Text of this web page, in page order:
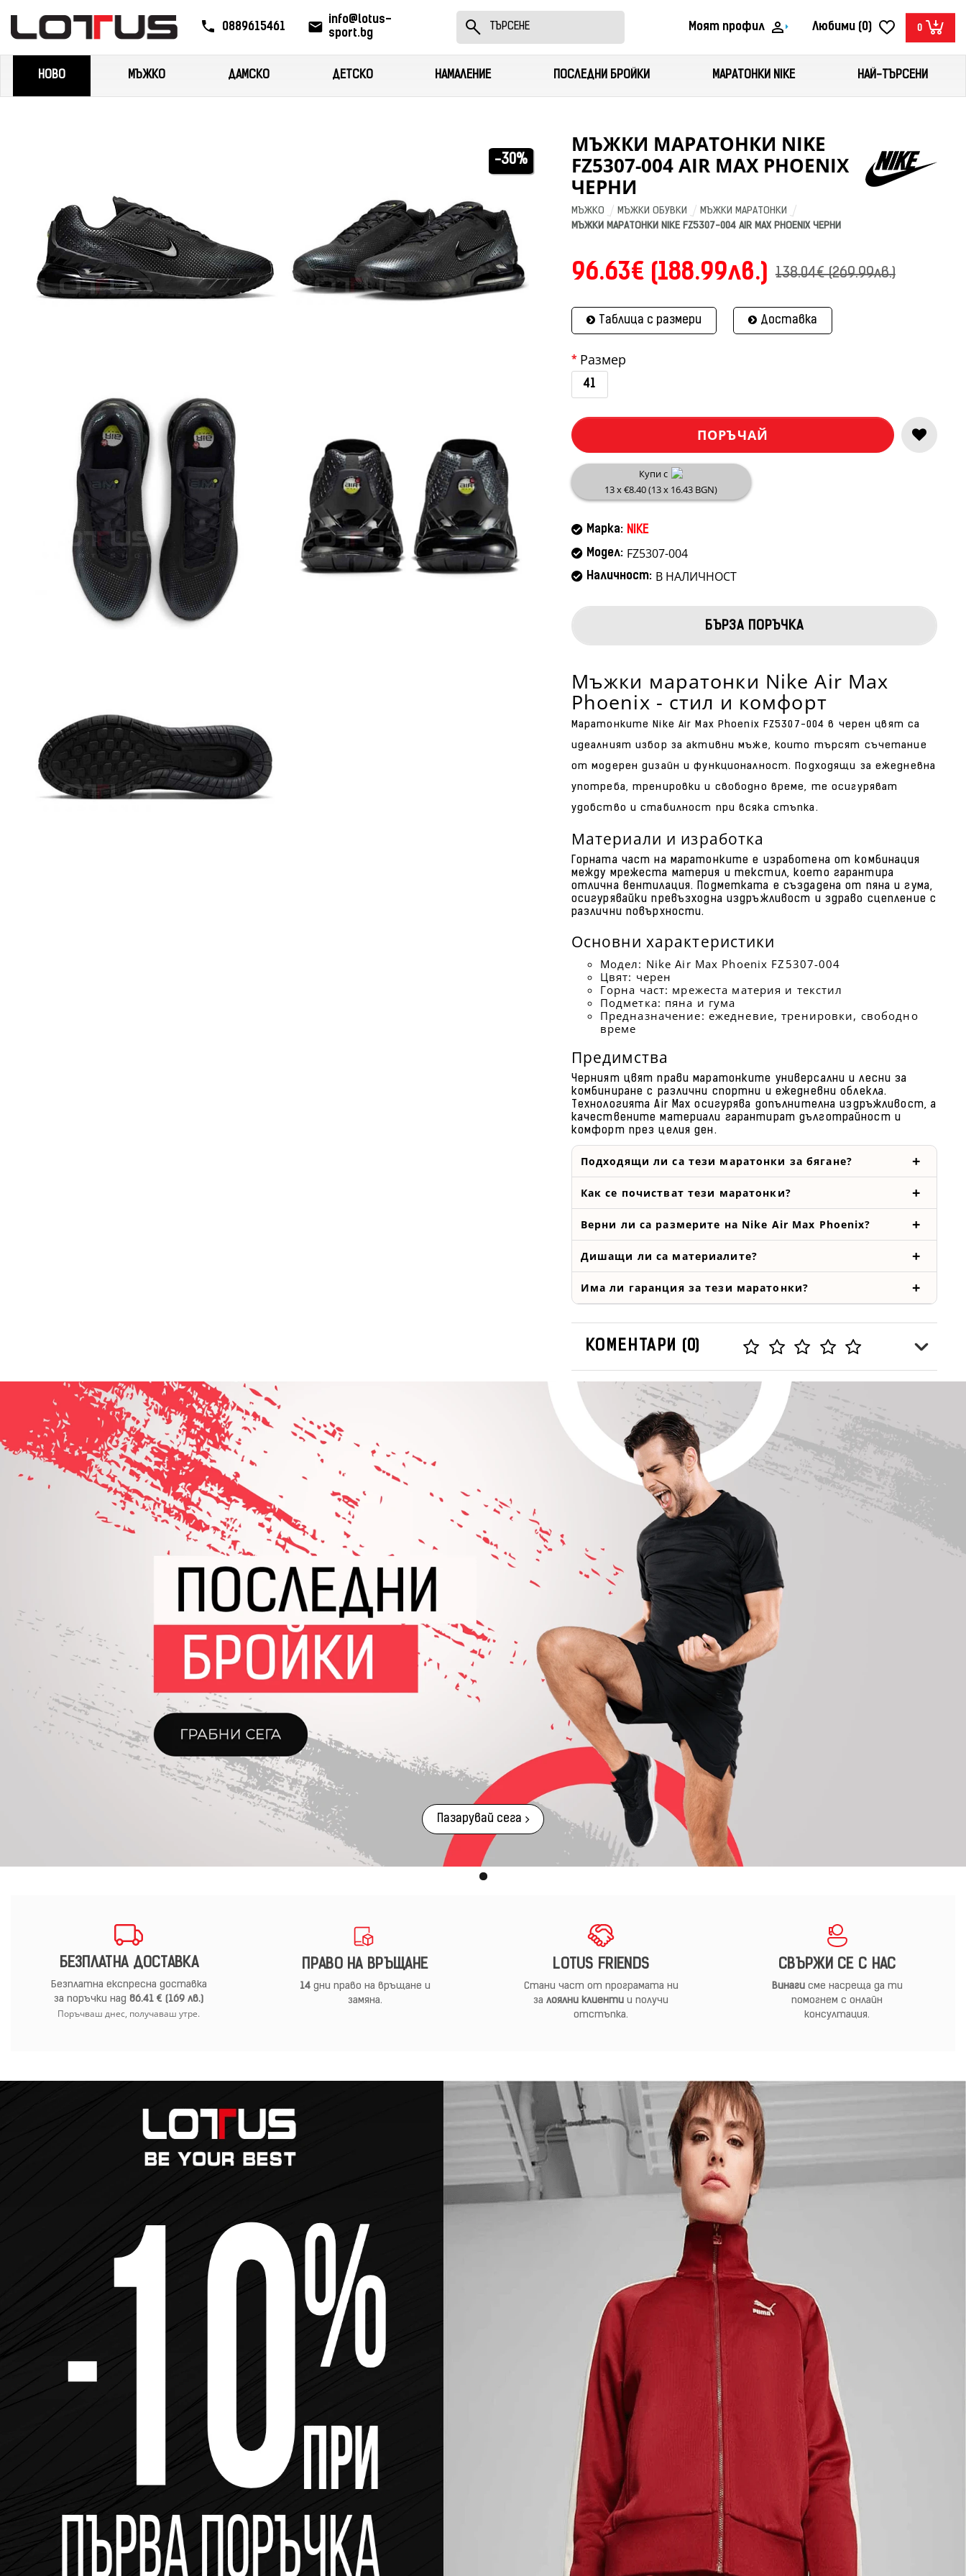
0889615461
info@lotus-
sport.bg
Моят профил Любими (0) 0
НОВО МЪЖКО ДАМСКО ДЕТСКО НАМАЛЕНИЕ ПОСЛЕДНИ БРОЙКИ МАРАТОНКИ NIKE НАЙ-ТЪРСЕНИ
-30%
МЪЖКИ МАРАТОНКИ NIKE
FZ5307-004 AIR MAX PHOENIX
ЧЕРНИ
МЪЖКО МЪЖКИ ОБУВКИ
МЪЖКИ МАРАТОНКИ
МЪЖКИ МАРАТОНКИ NIKE FZ5307-004 AIR MAX PHOENIX ЧЕРНИ
96.63€ (188.99лв.) 138.04€ (269.99лв.)
Таблица с размери Доставка
Размер
41
ПОРЪЧАЙ
Купи с
13 x €8.40 (13 x 16.43 BGN)
Марка: NIKE
Модел: FZ5307-004
Наличност: В НАЛИЧНОСТ
БЪРЗА ПОРЪЧКА
Мъжки маратонки Nike Air Max
Phoenix - стил и комфорт
Маратонките Nike Air Max Phoenix FZ5307-004 в черен цвят са
идеалният избор за активни мъже, които търсят съчетание
от модерен дизайн и функционалност. Подходящи за ежедневна
употреба, тренировки и свободно време, те осигуряват
удобство и стабилност при всяка стъпка.
Материали и изработка
Горната част на маратонките е изработена от комбинация
между мрежеста материя и текстил, което гарантира
отлична вентилация. Подметката е създадена от пяна и гума,
осигурявайки превъзходна издръжливост и здраво сцепление с
различни повърхности.
Основни характеристики
Модел: Nike Air Max Phoenix FZ5307-004
Цвят: черен
Горна част: мрежеста материя и текстил
Подметка: пяна и гума
Предназначение: ежедневие, тренировки, свободно
време
Предимства
Черният цвят прави маратонките универсални и лесни за
комбиниране с различни спортни и ежедневни облекла.
Технологията Air Max осигурява допълнителна издръжливост, а
качествените материали гарантират дълготрайност и
комфорт през целия ден.
Подходящи ли са тези маратонки за бягане?
Как се почистват тези маратонки?
Верни ли са размерите на Nike Air Max Phoenix?
Дишащи ли са материалите?
Има ли гаранция за тези маратонки?
КОМЕНТАРИ (0)
Пазарувай сега
БЕЗПЛАТНА ДОСТАВКА
Безплатна експресна доставка
за поръчки над86.41 € (169 лв.)
Поръчваш днес, получаваш утре.
ПРАВО НА ВРЪЩАНЕ
14дни право на връщане и
замяна.
LOTUS FRIENDS
Стани част от програмата ни
залоялни клиенти и получи
отстъпка.
СВЪРЖИ СЕ С НАС
Винагисме насреща да ти
помогнем с онлайн
консултация.